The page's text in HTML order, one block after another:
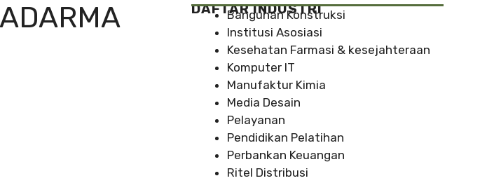
DAFTAR INDUSTRI
Bangunan Konstruksi
Institusi Asosiasi
Kesehatan Farmasi & kesejahteraan
Komputer IT
Manufaktur Kimia
Media Desain
Pelayanan
Pendidikan Pelatihan
Perbankan Keuangan
Ritel Distribusi